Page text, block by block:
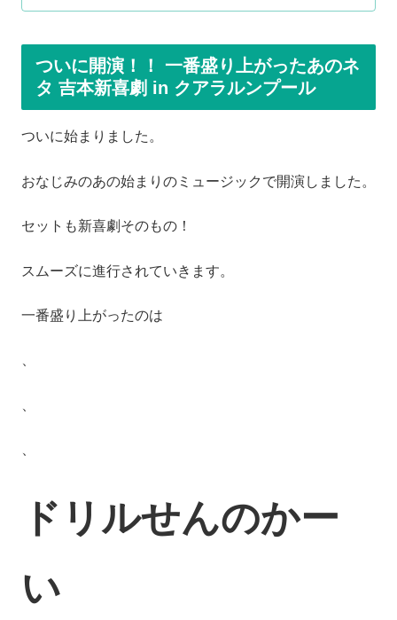
ついに開演！！ 一番盛り上がったあのネ
タ 吉本新喜劇 in クアラルンプール
ついに始まりました。
おなじみのあの始まりのミュージックで開演しました。
セットも新喜劇そのもの！
スムーズに進行されていきます。
一番盛り上がったのは
ドリルせんのかー
い